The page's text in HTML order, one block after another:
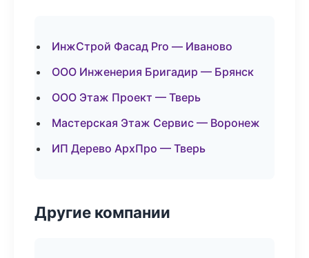
ИнжСтрой Фасад Pro — Иваново
ООО Инженерия Бригадир — Брянск
ООО Этаж Проект — Тверь
Мастерская Этаж Сервис — Воронеж
ИП Дерево АрхПро — Тверь
Другие компании